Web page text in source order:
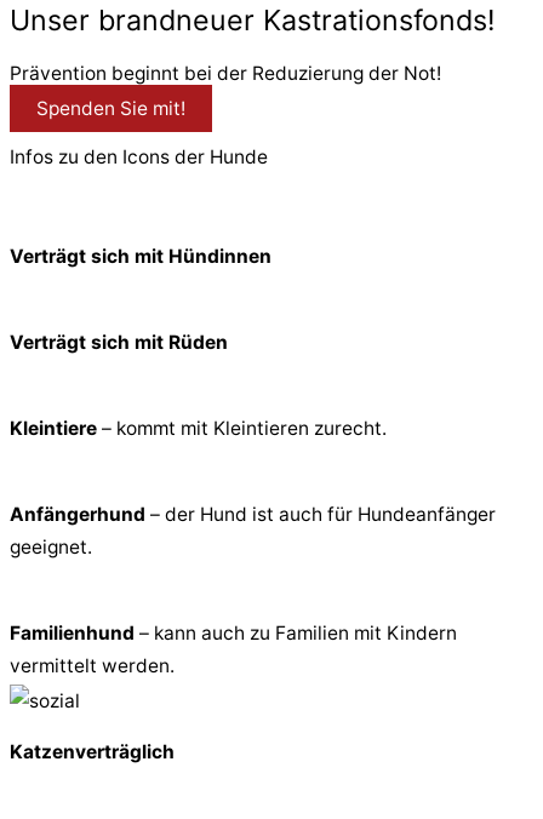
Unser brandneuer Kastrationsfonds!
Prävention beginnt bei der Reduzierung der Not!
Spenden Sie mit!
Infos zu den Icons der Hunde
Verträgt sich mit Hündinnen
Verträgt sich mit Rüden
Kleintiere – kommt mit Kleintieren zurecht.
Anfängerhund – der Hund ist auch für Hundeanfänger
geeignet.
Familienhund – kann auch zu Familien mit Kindern
vermittelt werden.
Katzenverträglich